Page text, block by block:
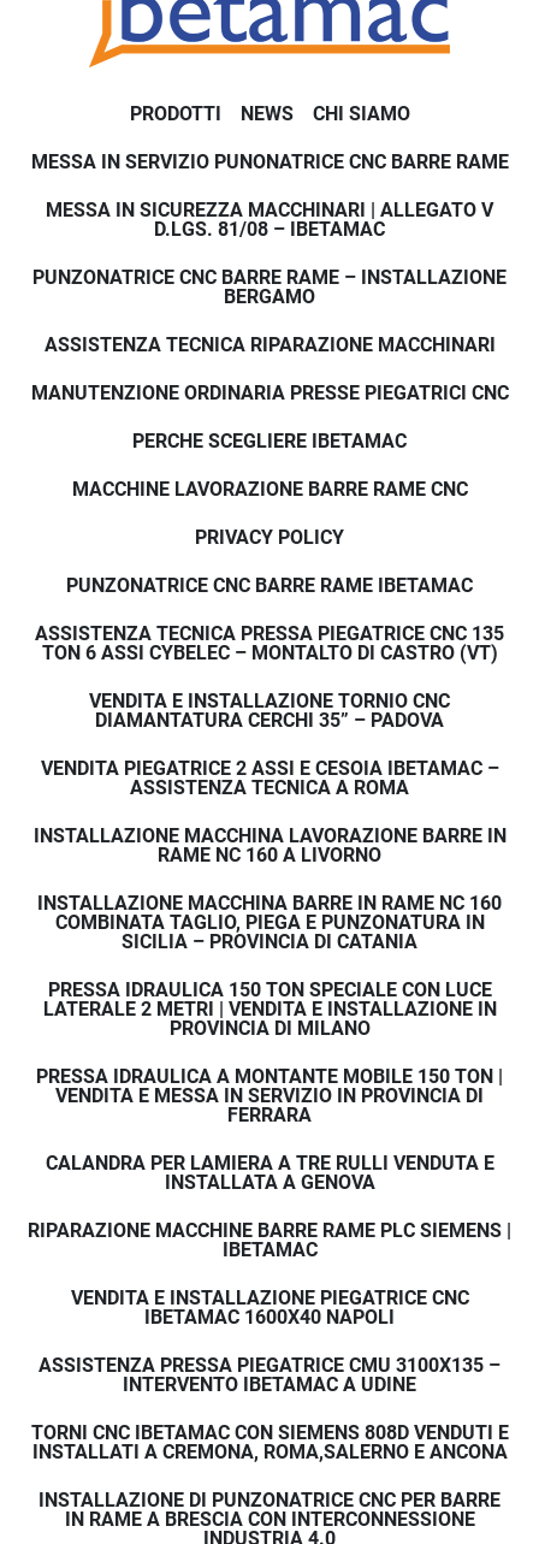
PRODOTTI NEWS CHI SIAMO
MESSA IN SERVIZIO PUNONATRICE CNC BARRE RAME
MESSA IN SICUREZZA MACCHINARI | ALLEGATO V
D.LGS. 81/08 – IBETAMAC
PUNZONATRICE CNC BARRE RAME – INSTALLAZIONE
BERGAMO
ASSISTENZA TECNICA RIPARAZIONE MACCHINARI
MANUTENZIONE ORDINARIA PRESSE PIEGATRICI CNC
PERCHE SCEGLIERE IBETAMAC
MACCHINE LAVORAZIONE BARRE RAME CNC
PRIVACY POLICY
PUNZONATRICE CNC BARRE RAME IBETAMAC
ASSISTENZA TECNICA PRESSA PIEGATRICE CNC 135
TON 6 ASSI CYBELEC – MONTALTO DI CASTRO (VT)
VENDITA E INSTALLAZIONE TORNIO CNC
DIAMANTATURA CERCHI 35” – PADOVA
VENDITA PIEGATRICE 2 ASSI E CESOIA IBETAMAC –
ASSISTENZA TECNICA A ROMA
INSTALLAZIONE MACCHINA LAVORAZIONE BARRE IN
RAME NC 160 A LIVORNO
INSTALLAZIONE MACCHINA BARRE IN RAME NC 160
COMBINATA TAGLIO, PIEGA E PUNZONATURA IN
SICILIA – PROVINCIA DI CATANIA
PRESSA IDRAULICA 150 TON SPECIALE CON LUCE
LATERALE 2 METRI | VENDITA E INSTALLAZIONE IN
PROVINCIA DI MILANO
PRESSA IDRAULICA A MONTANTE MOBILE 150 TON |
VENDITA E MESSA IN SERVIZIO IN PROVINCIA DI
FERRARA
CALANDRA PER LAMIERA A TRE RULLI VENDUTA E
INSTALLATA A GENOVA
RIPARAZIONE MACCHINE BARRE RAME PLC SIEMENS |
IBETAMAC
VENDITA E INSTALLAZIONE PIEGATRICE CNC
IBETAMAC 1600X40 NAPOLI
ASSISTENZA PRESSA PIEGATRICE CMU 3100X135 –
INTERVENTO IBETAMAC A UDINE
TORNI CNC IBETAMAC CON SIEMENS 808D VENDUTI E
INSTALLATI A CREMONA, ROMA,SALERNO E ANCONA
INSTALLAZIONE DI PUNZONATRICE CNC PER BARRE
IN RAME A BRESCIA CON INTERCONNESSIONE
INDUSTRIA 4.0